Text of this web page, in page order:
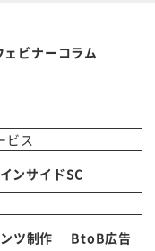
ェビナー コラム
ビス
ンサイドSC
ツ制作
BtoB広告